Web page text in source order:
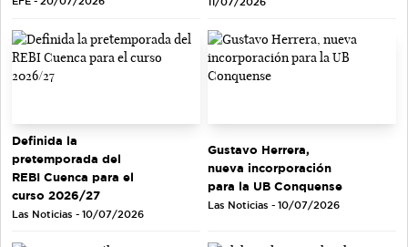
Definida la
pretemporada del
REBI Cuenca para el
curso 2026/27
Las Noticias - 10/07/2026
Gustavo Herrera,
nueva incorporación
para la UB Conquense
Las Noticias - 10/07/2026